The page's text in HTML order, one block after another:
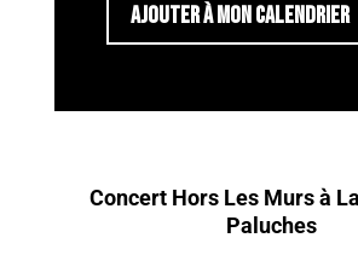
AJOUTER À MON CALENDRIER
Concert Hors Les Murs à
Paluches